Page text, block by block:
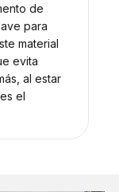
de
para
material
evita
al estar
el